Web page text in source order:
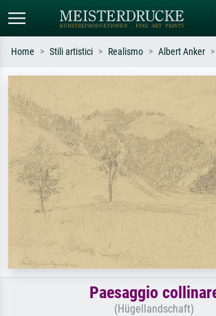
Ricerca standard
Cerca per artista, titolo o stile – es.
Monet, Notte stellata,
Impressionismo, onda di Hokusai,
nudo.
astratto con
olio scuro,
Home Stili artistici Realismo Albert Anker
Paesaggio
(Hügellandschaft)